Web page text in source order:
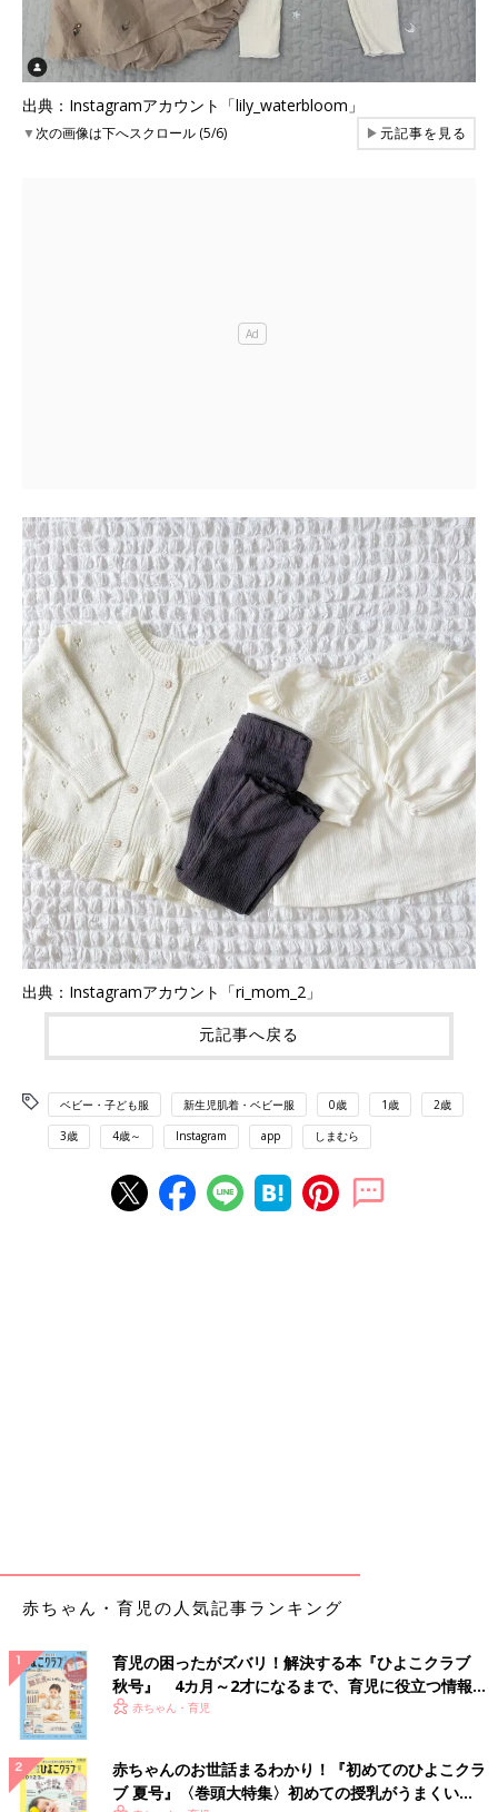
出典：Instagramアカウント「lily_waterbloom」
▼次の画像は下へスクロール (5/6) ▶元記事を見る
出典：Instagramアカウント「ri_mom_2」
元記事へ戻る
ベビー・子ども服 新生児肌着・ベビー服 0歳 1歳 2歳
3歳 4歳～ Instagram app しまむら
赤ちゃん・育児の人気記事ランキング
育児の困ったがズバリ！解決する本『ひよこクラブ
秋号』 4カ月～2才になるまで、育児に役立つ情報が
いっぱい！
赤ちゃん・育児
赤ちゃんのお世話まるわかり！『初めてのひよこクラ
ブ 夏号』〈巻頭大特集〉初めての授乳がうまくい